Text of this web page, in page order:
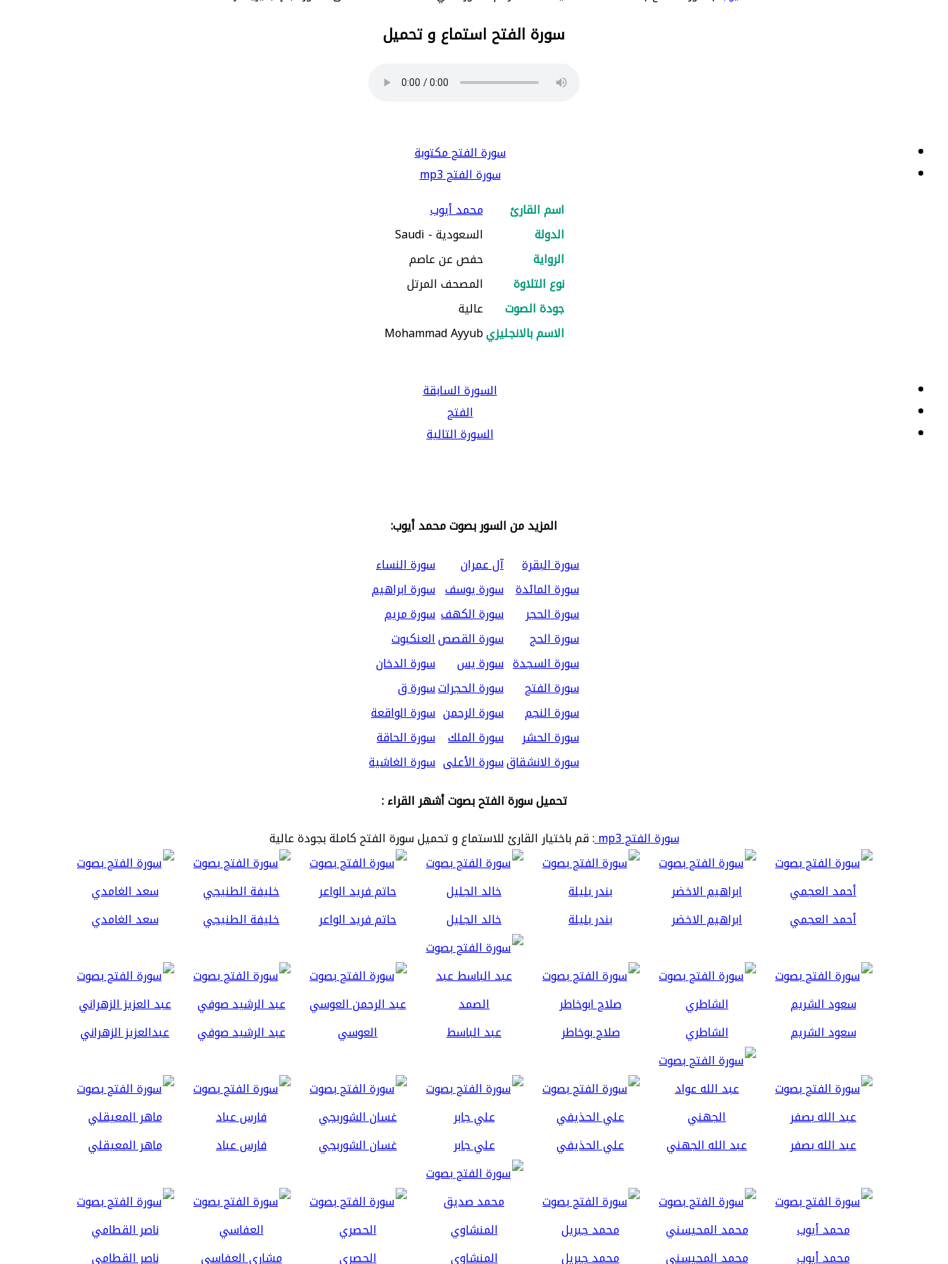
سورة الفتح استماع و تحميل
سورة الفتح مكتوبة
سورة الفتح mp3
اسم القارئ
محمد أيوب
الدولة
السعودية - Saudi
الرواية
حفص عن عاصم
نوع التلاوة
المصحف المرتل
جودة الصوت
عالية
الاسم بالانجليزيMohammad Ayyub
السورة السابقة
الفتح
السورة التالية
المزيد من السور بصوت محمد أيوب:
سورة البقرة
آل عمران
سورة النساء
سورة المائدة سورة يوسف سورة ابراهيم
سورة الحجر
سورة الكهف سورة مريم
سورة الحج
سورة القصصالعنكبوت
سورة السجدة سورة يس
سورة الدخان
سورة الفتح
سورة الحجراتسورة ق
سورة النجم
سورة الرحمن سورة الواقعة
سورة الحشر
سورة الملك سورة الحاقة
سورة الانشقاقسورة الأعلى سورة الغاشية
تحميل سورة الفتح بصوت أشهر القراء :
سورة الفتح mp3
: قم باختيار القارئ للاستماع و تحميل سورة الفتح كاملة بجودة عالية
أحمد العجمي ابراهيم الاخضر بندر بليلة خالد الجليل حاتم فريد الواعر خليفة الطنيجي سعد الغامدي
سعود الشريم الشاطري صلاح بوخاطر عبد الباسط العوسي عبد الرشيد صوفي عبدالعزيز الزهراني
عبد الله بصفر عبد الله الجهني علي الحذيفي علي جابر غسان الشوربجي فارس عباد ماهر المعيقلي
محمد أيوب محمد المحيسني محمد جبريل المنشاوي الحصري مشاري العفاسي ناصر القطامي